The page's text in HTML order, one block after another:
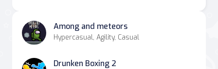
Among and meteors
Hypercasual, Agility, Casual
Drunken Boxing 2